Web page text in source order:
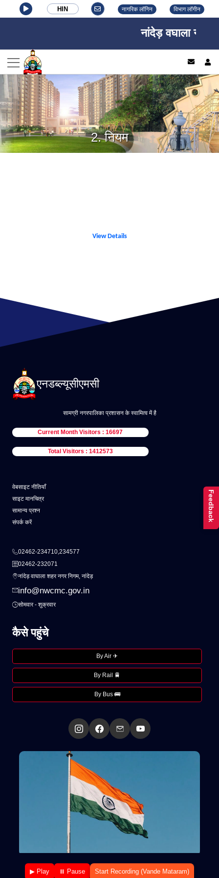
HIN नागरिक लॉगिन विभाग लॉगीन
नांदेड़ वघाला नगर
2. नियम
View Details
एनडब्ल्यूसीएमसी
सामग्री नगरपालिका प्रशासन के स्वामित्व में है
Current Month Visitors : 16697
Total Visitors : 1412573
वेबसाइट नीतियाँ
साइट मानचित्र
सामान्य प्रश्न
संपर्क करें
02462-234710,234577
02462-232071
नांदेड़ वाघाला शहर नगर निगम, नांदेड़
info@nwcmc.gov.in
सोमवार - शुक्रवार
कैसे पहुंचे
By Air ✈
By Rail 🚆
By Bus 🚌
▶ Play ⏸ Pause Start Recording (Vande Mataram)
Feedback